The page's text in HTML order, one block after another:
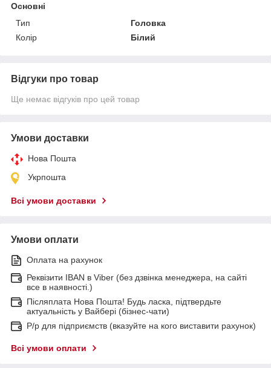
Основні
Тип
Головка
Колір
Білий
Відгуки про товар
Ще немає відгуків про цей товар
Умови доставки
Нова Пошта
Укрпошта
Всі умови доставки
Умови оплати
Оплата на рахунок
Реквізити IBAN в Viber (без дзвінка менеджера, на сайті
все в наявності.)
Післяплата Нова Пошта! Будь ласка, підтвердьте
актуальність у Вайбері (бізнес-чати)
Р/р для підприємств (вказуйте на кого виставити рахунок)
Всі умови оплати